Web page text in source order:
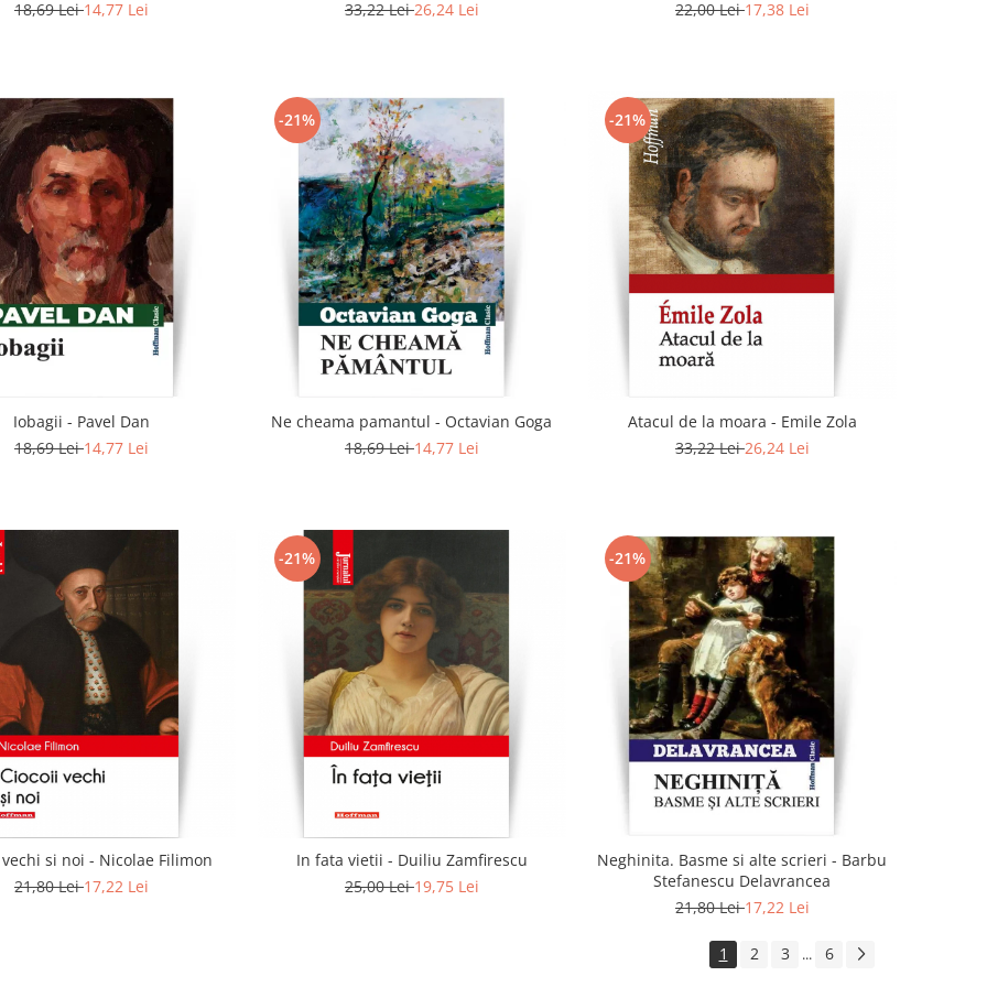
18,69 Lei14,77 Lei 33,22 Lei26,24 Lei 22,00 Lei17,38 Lei
Iobagii - Pavel Dan
18,69 Lei14,77 Lei
-21%
Ne cheama pamantul - Octavian Goga
18,69 Lei14,77 Lei
-21%
Atacul de la moara - Emile Zola
33,22 Lei26,24 Lei
si noi - Nicolae Filimon
21,80 Lei17,22 Lei
-21%
In fata vietii - Duiliu Zamfirescu
25,00 Lei19,75 Lei
-21%
Neghinita. Basme si alte scrieri - Barbu
Stefanescu Delavrancea
21,80 Lei17,22 Lei
1 2 3 ... 6